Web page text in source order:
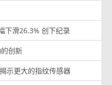
下滑26.3% 创下纪录
创新
示更大的指纹传感器